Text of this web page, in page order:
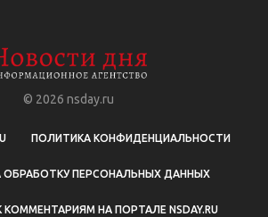
© 2026 nsday.ru
ПОЛИТИКА КОНФИДЕНЦИАЛЬНОСТИ
ОБРАБОТКУ ПЕРСОНАЛЬНЫХ ДАННЫХ
НА ПОРТАЛЕ NSDAY.RU